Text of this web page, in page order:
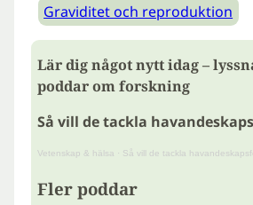
Graviditet och reproduktion
Lär dig något nytt idag –
poddar om forskning
Så vill de tackla
Vetenskap & hälsa · Så vill de tackla
Fler poddar